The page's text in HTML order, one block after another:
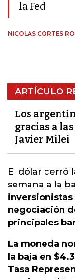
la Fed
NICOLAS CORTES
ARTÍCULO
Los
gracias a
Javier Milei
El dólar cerró
semana a la
inversionistas
negociación
principales
La moneda
la baja en
Tasa